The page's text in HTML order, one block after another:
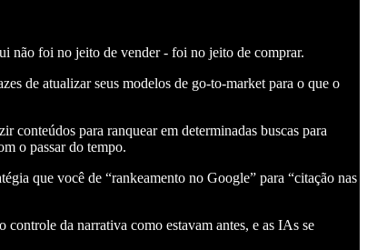
não foi no jeito de vender - foi no jeito de comprar.
de atualizar seus modelos de go-to-market para o que o
para ranquear em determinadas buscas para
o passar do tempo.
que você de “rankeamento no Google” para “citação nas
da narrativa como estavam antes, e as IAs se